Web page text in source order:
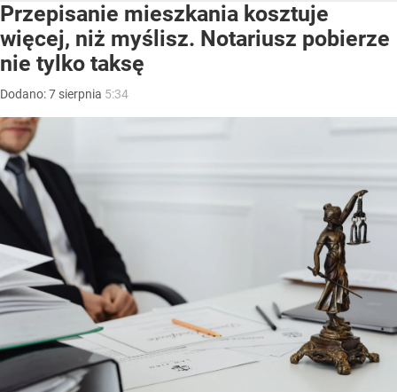
Przepisanie mieszkania kosztuje
więcej, niż myślisz. Notariusz pobierze
nie tylko taksę
Dodano:7 sierpnia 5:34